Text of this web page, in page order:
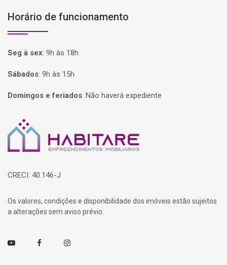
Horário de funcionamento
Seg à sex: 9h às 18h
Sábados: 9h às 15h
Domingos e feriados: Não haverá expediente
Página inicial
CRECI: 40.146-J
Os valores, condições e disponibilidade dos imóveis estão sujeitos
a alterações sem aviso prévio.
Youtube FacebookInstagram